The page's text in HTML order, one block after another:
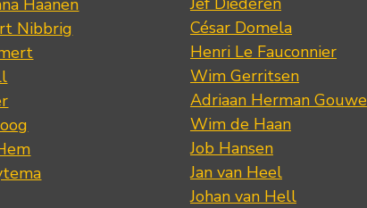
Nibbrig
César Domela
Henri Le Fauconnier
Wim Gerritsen
Adriaan Herman Gouwe
Wim de Haan
Job Hansen
Jan van Heel
Johan van Hell